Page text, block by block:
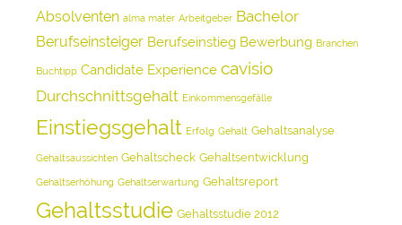
Absolventen alma mater Arbeitgeber Bachelor
Berufseinsteiger Berufseinstieg Bewerbung Branchen
Buchtipp Candidate Experience cavisio
Durchschnittsgehalt Einkommensgefälle
Einstiegsgehalt Erfolg Gehalt Gehaltsanalyse
Gehaltsaussichten Gehaltscheck Gehaltsentwicklung
Gehaltserhöhung Gehaltserwartung Gehaltsreport
Gehaltsstudie Gehaltsstudie 2012